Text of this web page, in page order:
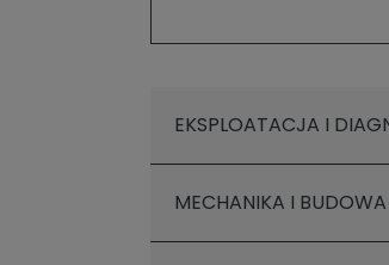
EKSPLOATACJA I
MECHANIKA I